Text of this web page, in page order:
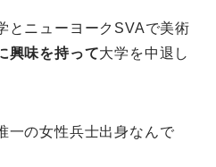
とニューヨークSVAで美術
興味を持って大学を中退し
一の女性兵士出身なんで